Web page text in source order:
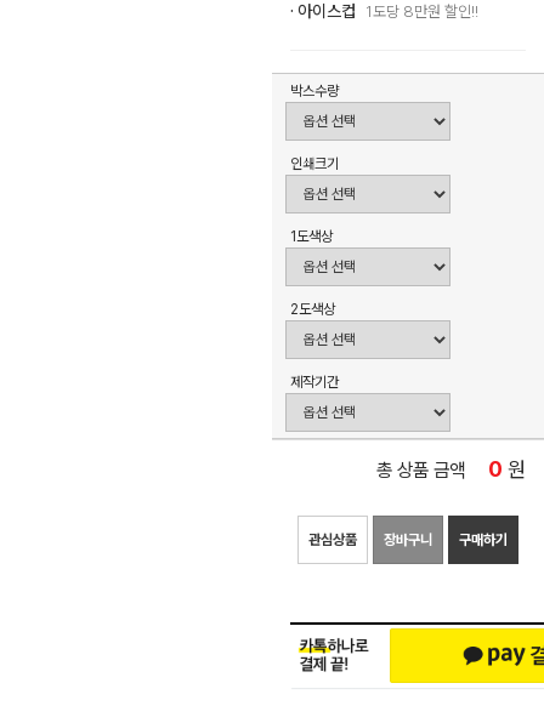
· 아이스컵 1도당 8만원 할인!!
박스수량
인쇄크기
1도색상
2도색상
제작기간
총 상품 금액 0 원
관심상품 장바구니 구매하기